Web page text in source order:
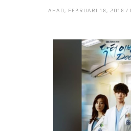
AHAD, FEBRUARI 18, 2018 /